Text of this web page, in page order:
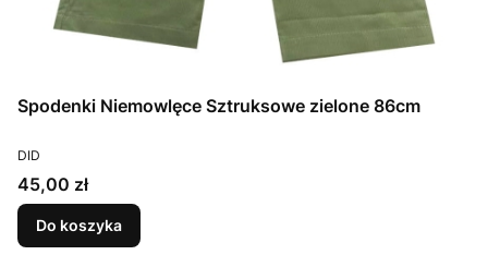
Spodenki Niemowlęce Sztruksowe zielone 86cm
PRODUCENT
DID
Cena
45,00 zł
Do koszyka